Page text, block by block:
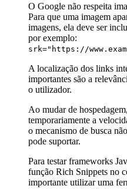
O Google não respeita
Para que uma imagem
imagens, ela deve ser
por exemplo:
srk="https://
A localização dos links
importantes são a
o utilizador.
Ao mudar de
temporariamente a
o mecanismo de busca
pode suportar.
Para testar frameworks
função Rich Snippets no
importante utilizar uma